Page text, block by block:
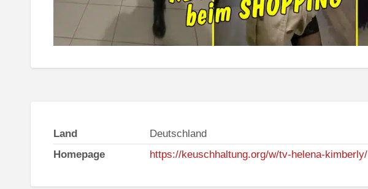
Land
Deutschland
Homepage
https://keuschhaltung.org/w/tv-helena-kimberly/